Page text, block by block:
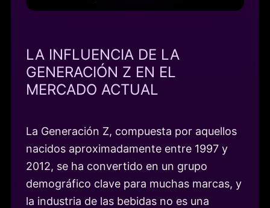
LA INFLUENCIA DE LA
GENERACIÓN Z EN EL
MERCADO ACTUAL
La Generación Z, compuesta por aquellos
nacidos aproximadamente entre 1997 y
2012, se ha convertido en un grupo
demográfico clave para muchas marcas, y
la industria de las bebidas no es una